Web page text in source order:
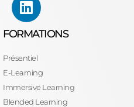
FORMATIONS
Présentiel
E-Learning
Immersive Learning
Blended Learning